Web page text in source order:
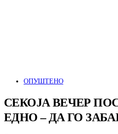
ОПУШТЕНО
СЕКОЈА ВЕЧЕР
ЕДНО – ДА ГО